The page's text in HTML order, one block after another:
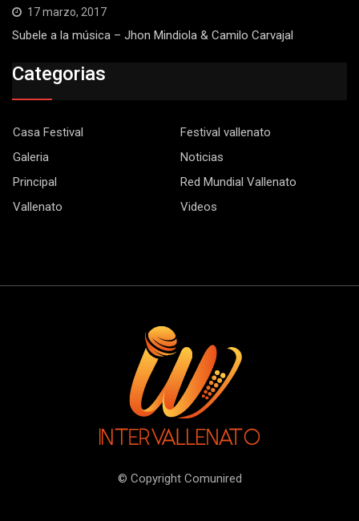
17 marzo, 2017
Subele a la música – Jhon Mindiola & Camilo Carvajal
Categorias
Casa Festival
Festival vallenato
Galeria
Noticias
Principal
Red Mundial Vallenato
Vallenato
Videos
© Copyright Comunired